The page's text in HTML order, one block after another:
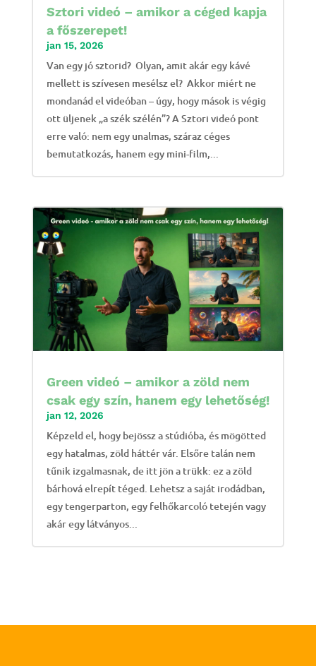
Sztori videó – amikor a céged kapja
a főszerepet!
jan 15, 2026
Van egy jó sztorid? Olyan, amit akár egy kávé
mellett is szívesen mesélsz el? Akkor miért ne
mondanád el videóban – úgy, hogy mások is végig
ott üljenek „a szék szélén”? A Sztori videó pont
erre való: nem egy unalmas, száraz céges
bemutatkozás, hanem egy mini-film,...
Green videó – amikor a zöld nem
csak egy szín, hanem egy lehetőség!
jan 12, 2026
Képzeld el, hogy bejössz a stúdióba, és mögötted
egy hatalmas, zöld háttér vár. Elsőre talán nem
tűnik izgalmasnak, de itt jön a trükk: ez a zöld
bárhová elrepít téged. Lehetsz a saját irodádban,
egy tengerparton, egy felhőkarcoló tetején vagy
akár egy látványos...